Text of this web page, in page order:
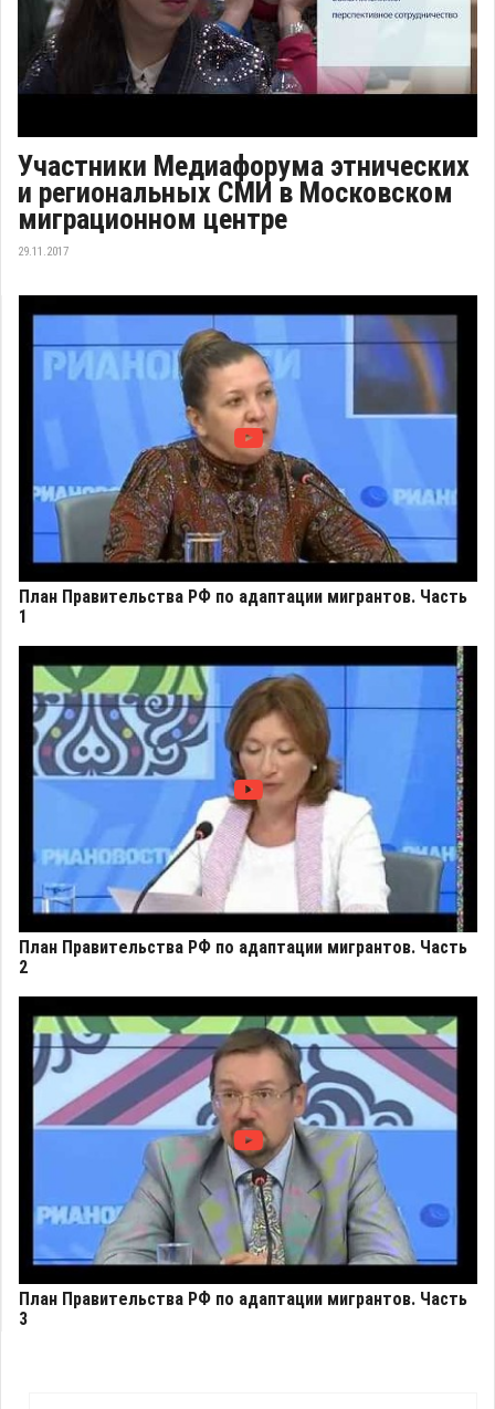
Участники Медиафорума этнических
и региональных СМИ в Московском
миграционном центре
29.11.2017
План Правительства РФ по адаптации мигрантов. Часть
1
План Правительства РФ по адаптации мигрантов. Часть
2
План Правительства РФ по адаптации мигрантов. Часть
3